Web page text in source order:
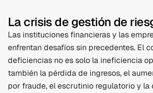
La crisis de gestión de
Las instituciones financieras y las
enfrentan desafíos sin precedentes. El
deficiencias no es solo la ineficiencia
también la pérdida de ingresos, el
por fraude, el escrutinio regulatorio y la